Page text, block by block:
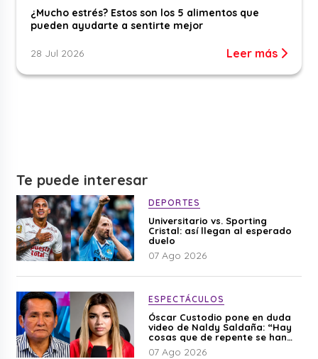
¿Mucho estrés? Estos son los 5 alimentos que
pueden ayudarte a sentirte mejor
28 Jul 2026 Leer más
Te puede interesar
DEPORTES
Universitario vs. Sporting
Cristal: así llegan al esperado
duelo
07 Ago 2026
ESPECTÁCULOS
Óscar Custodio pone en duda
video de Naldy Saldaña: “Hay
cosas que de repente se han
editado”
07 Ago 2026